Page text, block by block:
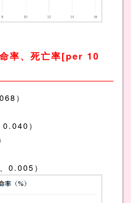
率、死亡率[per 10
）
）
0.005）